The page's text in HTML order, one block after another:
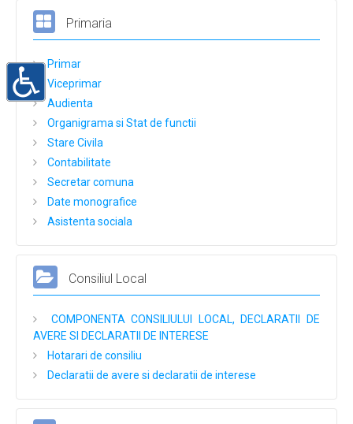
Primaria
Primar
Viceprimar
Audienta
Organigrama si Stat de functii
Stare Civila
Contabilitate
Secretar comuna
Date monografice
Asistenta sociala
Consiliul Local
COMPONENTA CONSILIULUI LOCAL, DECLARATII DE
AVERE SI DECLARATII DE INTERESE
Hotarari de consiliu
Declaratii de avere si declaratii de interese